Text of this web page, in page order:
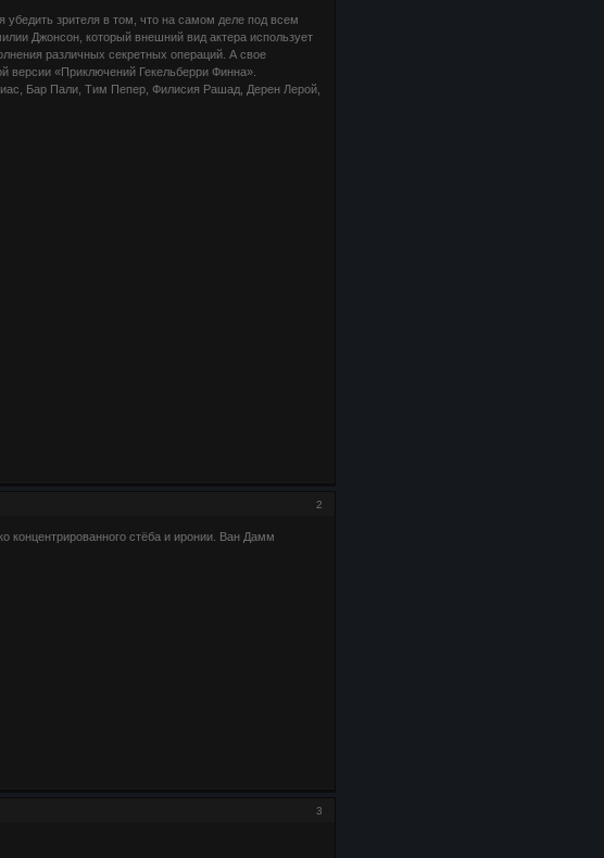
зрителя в том, что на самом деле под всем
Джонсон, который внешний вид актера использует
различных секретных операций. А свое
версии «Приключений Гекельберри Финна».
Бар Пали, Тим Пепер, Филисия Рашад, Дерен Лерой,
2
концентрированного стёба и иронии. Ван Дамм
3